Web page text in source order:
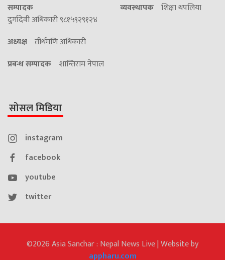
सम्पादक
दुर्गादेवी अधिकारी ९८१५९२९१२४
व्यवस्थापक शिक्षा थपलिया
अध्यक्ष तीर्थमणि अधिकारी
प्रबन्ध सम्पादक शान्तिराम नेपाल
सोसल मिडिया
instagram
facebook
youtube
twitter
©2026 Asia Sanchar : Nepal News Live | Website by
appharu.com